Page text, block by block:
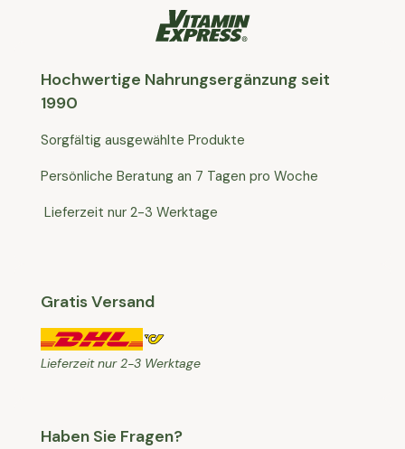
Hochwertige Nahrungsergänzung seit
1990
Sorgfältig ausgewählte Produkte
Persönliche Beratung an 7 Tagen pro Woche
Lieferzeit nur 2-3 Werktage
Gratis Versand
Lieferzeit nur 2-3 Werktage
Haben Sie Fragen?